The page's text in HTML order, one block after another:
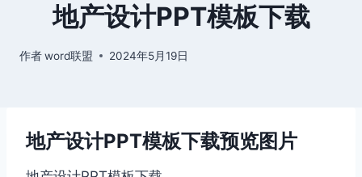
地产设计PPT模板下载
作者word联盟 2024年5月19日
地产设计PPT模板下载预览图片